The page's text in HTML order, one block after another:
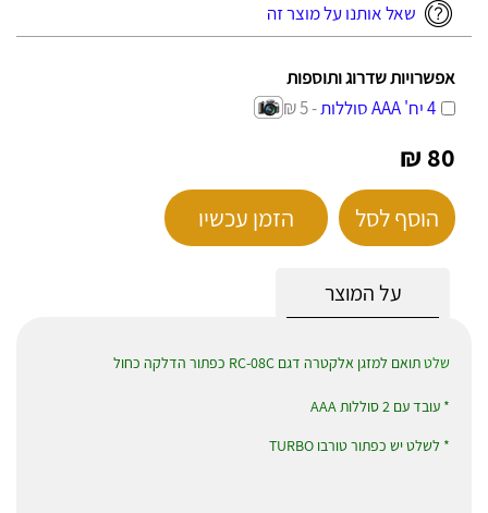
שאל אותנו על מוצר זה
אפשרויות שדרוג ותוספות
4 יח' AAA סוללות
- 5 ₪
80 ₪
הוסף לסל הזמן עכשיו
על המוצר
שלטתואם למזגן אלקטרה דגם RC-08C כפתור הדלקה כחול
* עובד עם 2 סוללות AAA
* לשלט יש כפתור טורבו TURBO